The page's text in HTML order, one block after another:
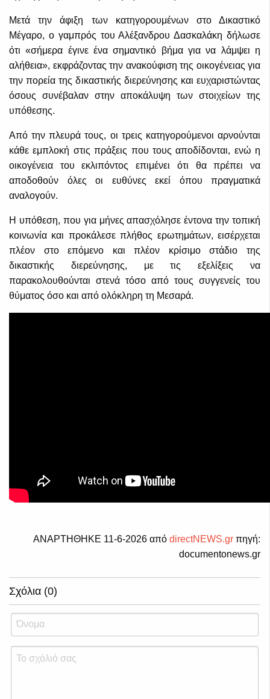
Μετά την άφιξη των κατηγορουμένων στο Δικαστικό
Μέγαρο, ο γαμπρός του Αλέξανδρου Δασκαλάκη δήλωσε
ότι «σήμερα έγινε ένα σημαντικό βήμα για να λάμψει η
αλήθεια», εκφράζοντας την ανακούφιση της οικογένειας για
την πορεία της δικαστικής διερεύνησης και ευχαριστώντας
όσους συνέβαλαν στην αποκάλυψη των στοιχείων της
υπόθεσης.
Από την πλευρά τους, οι τρεις κατηγορούμενοι αρνούνται
κάθε εμπλοκή στις πράξεις που τους αποδίδονται, ενώ η
οικογένεια του εκλιπόντος επιμένει ότι θα πρέπει να
αποδοθούν όλες οι ευθύνες εκεί όπου πραγματικά
αναλογούν.
Η υπόθεση, που για μήνες απασχόλησε έντονα την τοπική
κοινωνία και προκάλεσε πλήθος ερωτημάτων, εισέρχεται
πλέον στο επόμενο και πλέον κρίσιμο στάδιο της
δικαστικής διερεύνησης, με τις εξελίξεις να
παρακολουθούνται στενά τόσο από τους συγγενείς του
θύματος όσο και από ολόκληρη τη Μεσαρά.
ΑΝΑΡΤΗΘΗΚΕ 11-6-2026 από directNEWS.gr πηγή:
documentonews.gr
Σχόλια (0)